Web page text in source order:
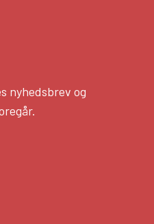
nyhedsbrev og